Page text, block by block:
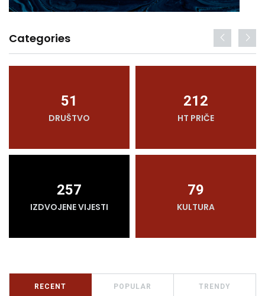
Categories
51
DRUŠTVO
212
HT PRIČE
257
IZDVOJENE VIJESTI
79
KULTURA
RECENT POPULAR TRENDY